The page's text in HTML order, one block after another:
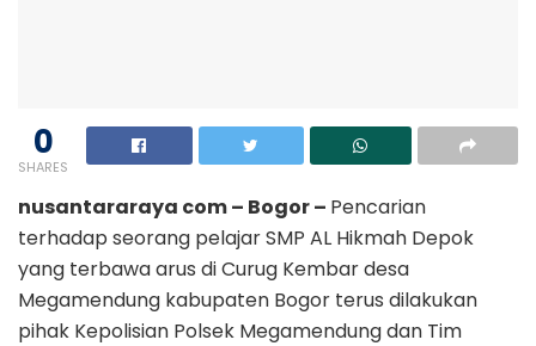
0
SHARES
nusantararaya com – Bogor – Pencarian
terhadap seorang pelajar SMP AL Hikmah Depok
yang terbawa arus di Curug Kembar desa
Megamendung kabupaten Bogor terus dilakukan
pihak Kepolisian Polsek Megamendung dan Tim